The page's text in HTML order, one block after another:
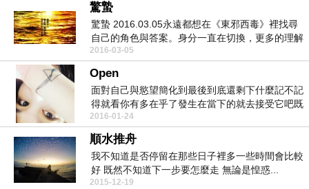
驚蟄
驚蟄 2016.03.05永遠都想在《東邪西毒》裡找尋
自己的角色與答案。身分一直在切換，更多的理解
與...
2016-03-05
Open
面對自己與慾望簡化到最後到底還剩下什麼記不記
得就看你有多在乎了發生在當下的就去接受它吧既
然沒有絕對也...
2016-01-24
順水推舟
我不知道是否停留在那些日子裡多一些時間會比較
好 既然不知道下一步要怎麼走 無論是惶惑...
2015-12-19